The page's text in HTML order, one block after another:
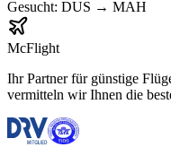
Gesucht: DUS → MAH
McFlight
Ihr Partner für günstige
vermitteln wir Ihnen die